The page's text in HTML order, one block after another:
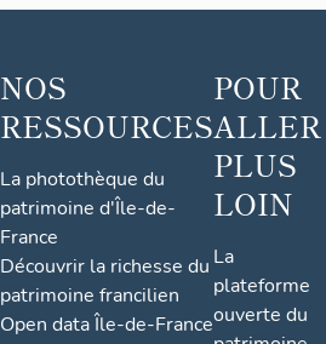
NOS
RESSOURCES
La photothèque du
patrimoine d'Île-de-
France
Découvrir la richesse du
patrimoine francilien
Open data Île-de-France
POUR
ALLER
PLUS
LOIN
La
plateforme
ouverte du